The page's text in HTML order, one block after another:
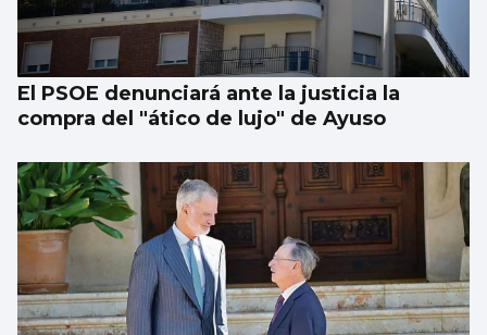
El PSOE denunciará ante la justicia la
compra del "ático de lujo" de Ayuso